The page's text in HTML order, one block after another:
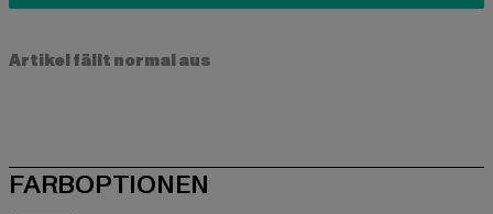
Artikel fällt normal aus
FARBOPTIONEN